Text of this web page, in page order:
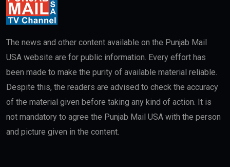
The news and other content available on the Punjab Mail
USA website are for public information. Every effort has
been made to make the purity of available material reliable.
Despite this, the readers are advised to check the accuracy
of the material given before taking any kind of action. It is
not mandatory to agree the Punjab Mail USA with the person
and picture given in the content.